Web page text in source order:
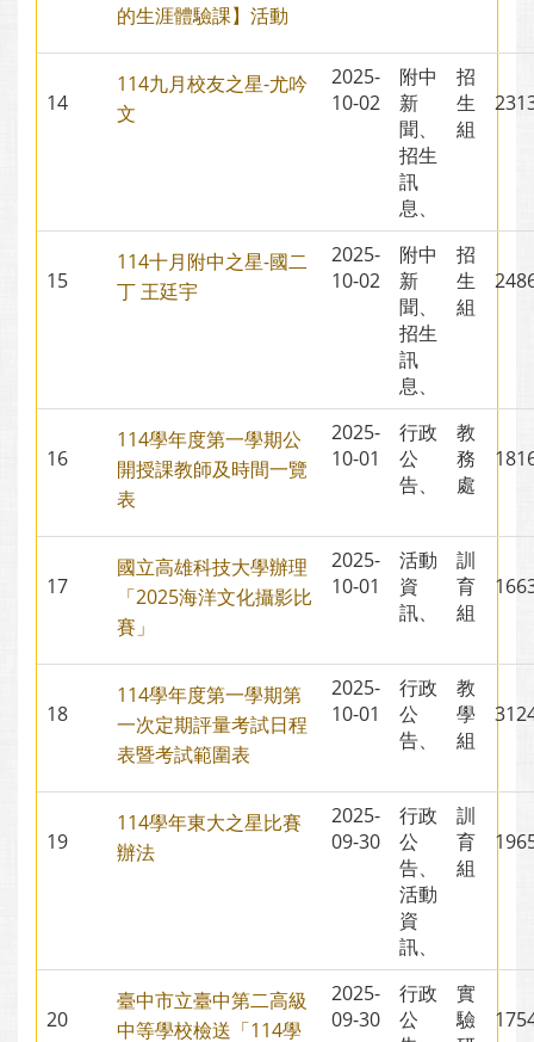
的生涯體驗課】活動
14
114九月校友之星-尤吟
文
2025-
10-02
附中
新
聞、
招生
訊
息、
招
生
組
15
114十月附中之星-國二
丁 王廷宇
2025-
10-02
附中
新
聞、
招生
訊
息、
招
生
組
16
114學年度第一學期公
開授課教師及時間一覽
表
2025-
10-01
行政
公
告、
教
務
處
17
國立高雄科技大學辦理
「2025海洋文化攝影比
賽」
2025-
10-01
活動
資
訊、
訓
育
組
18
114學年度第一學期第
一次定期評量考試日程
表暨考試範圍表
2025-
10-01
行政
公
告、
教
學
組
19
114學年東大之星比賽
辦法
2025-
09-30
行政
公
告、
活動
資
訊、
訓
育
組
20
臺中市立臺中第二高級
中等學校檢送「114學
2025-
09-30
行政
公
實
驗